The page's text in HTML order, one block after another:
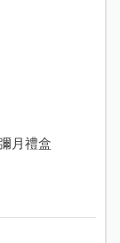
月禮盒